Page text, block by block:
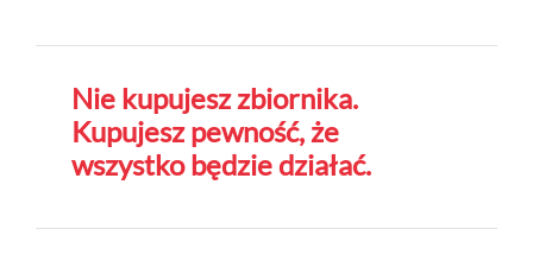
Nie kupujesz zbiornika.
Kupujesz pewność, że
wszystko będzie działać.